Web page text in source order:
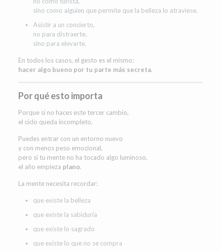
sino como alguien que permite que la belleza lo atraviese.
Asistir a un concierto,
no para distraerte,
sino para elevarte.
En todos los casos, el gesto es el mismo:
hacer algo bueno por tu parte más secreta.
Por qué esto importa
Porque si no haces este tercer cambio,
el ciclo queda incompleto.
Puedes entrar con un entorno nuevo
y con menos peso emocional,
pero si tu mente no ha tocado algo luminoso,
el año empieza plano.
La mente necesita recordar:
que existe la belleza
que existe la sabiduría
que existe lo sagrado
que existe lo que no se compra